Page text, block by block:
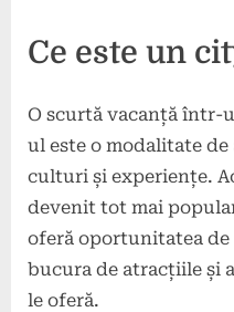
Ce este un
O scurtă vacanță într-
ul este o modalitate
culturi și experiențe.
devenit tot mai
oferă oportunitatea de
bucura de atracțiile și
le oferă.